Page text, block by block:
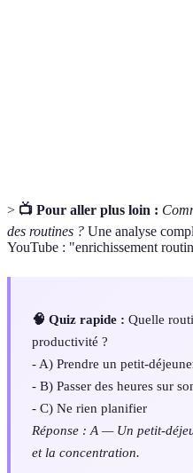
> 📺 Pour aller plus loin :
des routines ? Une analyse
YouTube : "enrichissement
🧠 Quiz rapide : Quelle
productivité ?
- A) Prendre un petit-
- B) Passer des heures sur
- C) Ne rien planifier
Réponse : A — Un petit-
et la concentration.